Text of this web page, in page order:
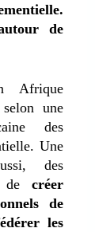
de
Afrique
une
des
Une
des
de créer
de
les